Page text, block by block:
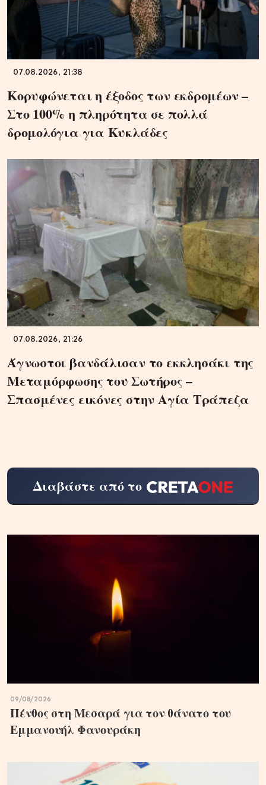
07.08.2026, 21:38
Κορυφώνεται η έξοδος των εκδρομέων –
Στο 100% η πληρότητα σε πολλά
δρομολόγια για Κυκλάδες
07.08.2026, 21:26
Άγνωστοι βανδάλισαν το εκκλησάκι της
Μεταμόρφωσης του Σωτήρος –
Σπασμένες εικόνες στην Αγία Τράπεζα
Διαβάστε από το
09/08/2026
Πένθος στη Μεσαρά για τον θάνατο του
Εμμανουήλ Φανουράκη